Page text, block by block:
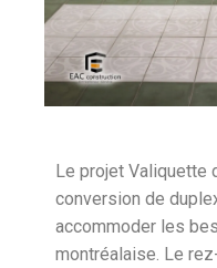
Le projet Valiquette
conversion de
accommoder les
montréalaise. Le